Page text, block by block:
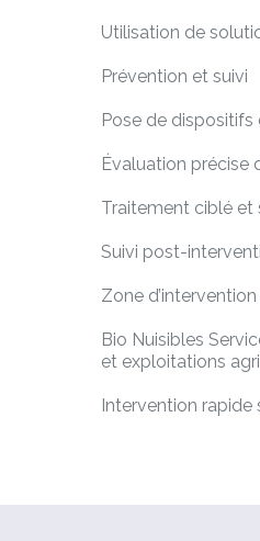
Utilisation de
Prévention et suivi
Pose de
Évaluation précise
Traitement ciblé et
Suivi post-
Zone
Bio Nuisibles
et exploitations
Intervention rapide